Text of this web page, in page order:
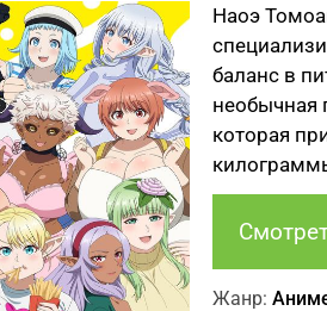
Наоэ
баланс в
необычная
которая
Жанр: